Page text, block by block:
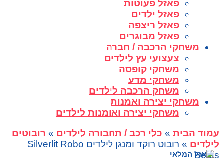
פאזל פעוטות
פאזל ילדים
פאזל ריצפה
פאזל מבוגרים
משחקי הרכבה / חברה
צעצועי עץ לילדים
משחקי קופסה
משחקי מדע
משחק הרכבה לילדים
משחקי יצירה ואמנות
משחקי יצירה ואומנות לילדים
עמוד הבית» כלי רכב / תחבורה לילדים» רובוטים
לילדים
» רובוט רוקד ומנגן לילדים Silverlit Robo
Beats